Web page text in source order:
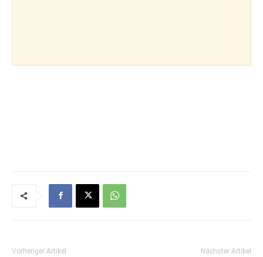
Vorheriger Artikel Nächster Artikel